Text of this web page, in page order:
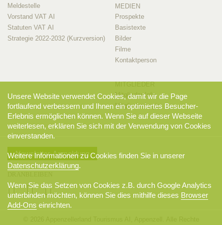
Meldestelle
Vorstand VAT AI
Statuten VAT AI
Strategie 2022-2032 (Kurzversion)
MEDIEN
Prospekte
Basistexte
Bilder
Filme
Kontaktperson
MITGLIEDER
Mitglieder-Info
Mitglieder-Login
Newsletter-Anmeldung
Unsere Website verwendet Cookies, damit wir die Page
fortlaufend verbessern und Ihnen ein optimiertes Besucher-
Erlebnis ermöglichen können. Wenn Sie auf dieser Webseite
weiterlesen, erklären Sie sich mit der Verwendung von Cookies
einverstanden.
Weitere Informationen zu Cookies finden Sie in unserer
Datenschutzerklärung.
Wenn Sie das Setzen von Cookies z.B. durch Google Analytics
unterbinden möchten, können Sie dies mithilfe dieses Browser
Add-Ons einrichten.